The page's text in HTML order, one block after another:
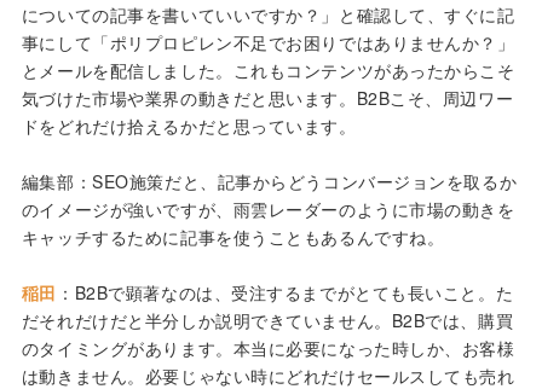
についての記事を書いていいですか？」と確認して、すぐに記
事にして「ポリプロピレン不足でお困りではありませんか？」
とメールを配信しました。これもコンテンツがあったからこそ
気づけた市場や業界の動きだと思います。B2Bこそ、周辺ワー
ドをどれだけ拾えるかだと思っています。
編集部：SEO施策だと、記事からどうコンバージョンを取るか
のイメージが強いですが、雨雲レーダーのように市場の動きを
キャッチするために記事を使うこともあるんですね。
稲田 ：B2Bで顕著なのは、受注するまでがとても長いこと。た
だそれだけだと半分しか説明できていません。B2Bでは、購買
のタイミングがあります。本当に必要になった時しか、お客様
は動きません。必要じゃない時にどれだけセールスしても売れ